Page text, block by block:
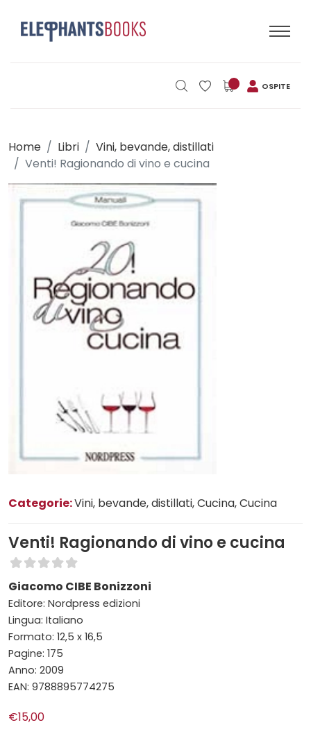
OSPITE
Home Libri
Vini, bevande, distillati
Venti! Ragionando di vino e cucina
Categorie:Vini, bevande, distillati, Cucina, Cucina
Venti! Ragionando di vino e cucina
Giacomo CIBE Bonizzoni
Editore: Nordpress edizioni
Lingua: Italiano
Formato: 12,5 x 16,5
Pagine: 175
Anno: 2009
EAN: 9788895774275
€15,00